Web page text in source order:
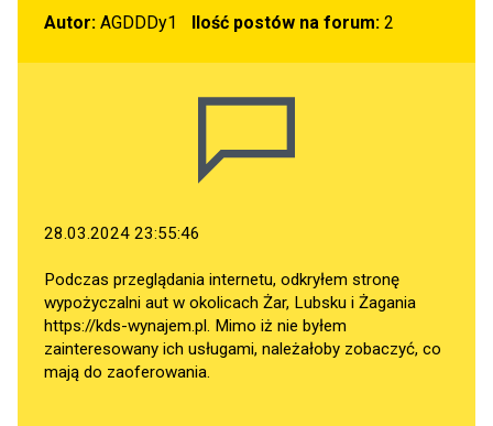
Autor: AGDDDy1 Ilość postów na forum:2
28.03.2024 23:55:46
Podczas przeglądania internetu, odkryłem stronę
wypożyczalni aut w okolicach Żar, Lubsku i Żagania
https://kds-wynajem.pl. Mimo iż nie byłem
zainteresowany ich usługami, należałoby zobaczyć, co
mają do zaoferowania.